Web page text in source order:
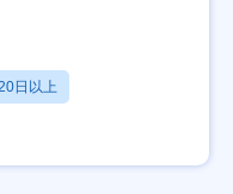
日以上